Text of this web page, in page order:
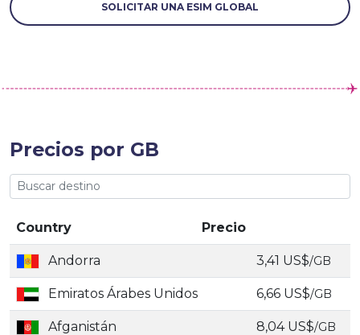
SOLICITAR UNA ESIM GLOBAL
Precios por GB
Country Precio
Andorra 3,41 US$/GB
Emiratos Árabes Unidos 6,66 US$/GB
Afganistán 8,04 US$/GB